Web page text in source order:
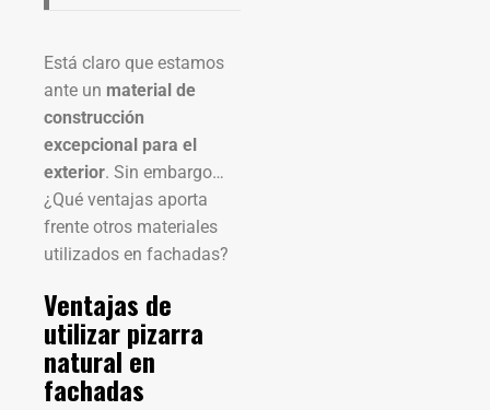
Está claro que estamos
ante un material de
construcción
excepcional para el
exterior. Sin embargo…
¿Qué ventajas aporta
frente otros materiales
utilizados en fachadas?
Ventajas de
utilizar pizarra
natural en
fachadas